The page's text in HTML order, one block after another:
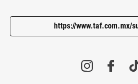
https://www.taf.com.mx/